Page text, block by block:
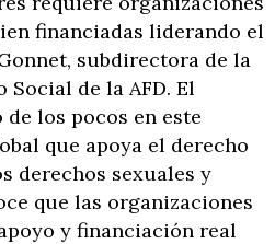
financiadas liderando el
subdirectora de la
de la AFD. El
los pocos en este
que apoya el derecho
derechos sexuales y
que las organizaciones
y financiación real